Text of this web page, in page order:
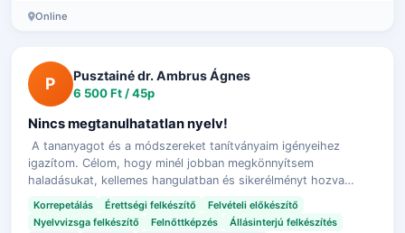
Online
P Pusztainé dr. Ambrus Ágnes
6 500 Ft / 45p
Nincs megtanulhatatlan nyelv!
A tananyagot és a módszereket tanítványaim igényeihez
igazítom. Célom, hogy minél jobban megkönnyítsem
haladásukat, kellemes hangulatban és sikerélményt hozva
teljenek az órák.
Korrepetálás Érettségi felkészítő
Felvételi előkészítő
Nyelvvizsga felkészítő
Felnőttképzés
Állásinterjú felkészítés